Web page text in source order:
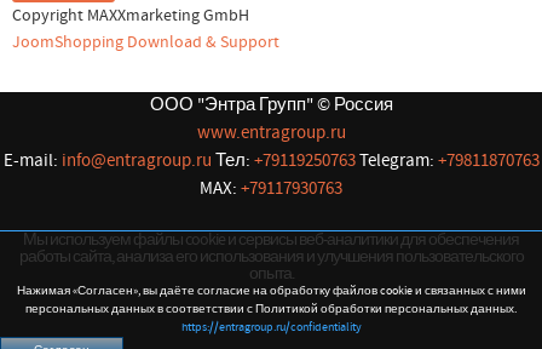
Copyright MAXXmarketing GmbH
JoomShopping Download & Support
ООО "Энтра Групп" © Россия
www.entragroup.ru
E-mail: info@entragroup.ru Тел: +79119250763Telegram: +79811870763
MAX: +79117930763
Мы используем файлы cookie и сервисы веб-аналитики для обеспечения
работы сайта, анализа его использования и улучшения пользовательского
опыта.
Нажимая «Согласен», вы даёте согласие на обработку файлов cookie и связанных с ними
персональных данных в соответствии с Политикой обработки персональных данных.
https://entragroup.ru/confidentiality